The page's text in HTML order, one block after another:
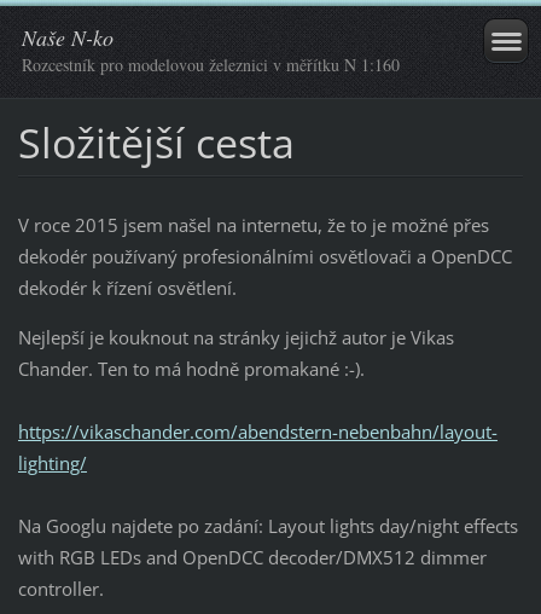
Naše N-ko
Rozcestník pro modelovou železnici v měřítku N 1:160
Složitější cesta
V roce 2015 jsem našel na internetu, že to je možné přes
dekodér používaný profesionálními osvětlovači a OpenDCC
dekodér k řízení osvětlení.
Nejlepší je kouknout na stránky jejichž autor je Vikas
Chander. Ten to má hodně promakané :-).
https://vikaschander.com/abendstern-nebenbahn/layout-
lighting/
Na Googlu najdete po zadání: Layout lights day/night effects
with RGB LEDs and OpenDCC decoder/DMX512 dimmer
controller.